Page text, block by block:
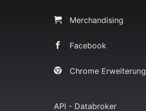
Merchandising
Facebook
Chrome Erweiterung
API - Databroker